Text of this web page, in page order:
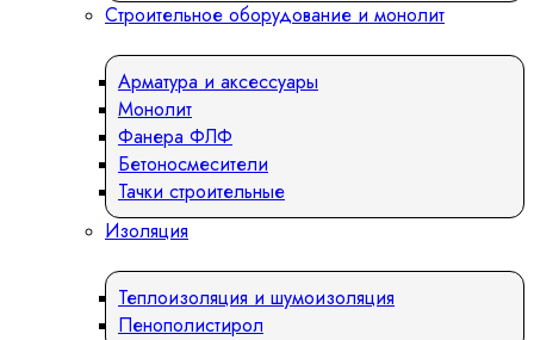
Строительное оборудование и монолит
Арматура и аксессуары
Монолит
Фанера ФЛФ
Бетоносмесители
Тачки строительные
Изоляция
Теплоизоляция и шумоизоляция
Пенополистирол